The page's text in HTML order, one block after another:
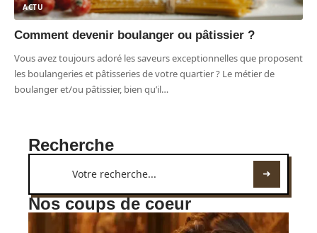
ACTU
Comment devenir boulanger ou pâtissier ?
Vous avez toujours adoré les saveurs exceptionnelles que proposent
les boulangeries et pâtisseries de votre quartier ? Le métier de
boulanger et/ou pâtissier, bien qu’il…
Recherche
Nos coups de coeur